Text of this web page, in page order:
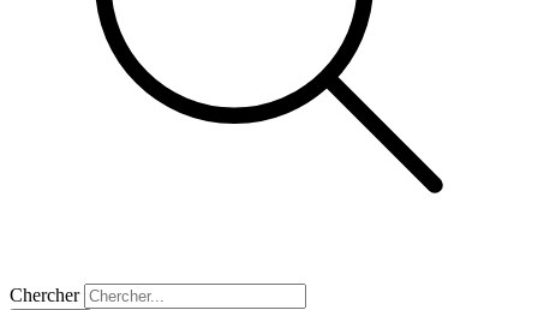
Chercher